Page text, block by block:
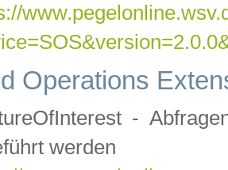
Operations
-
werden